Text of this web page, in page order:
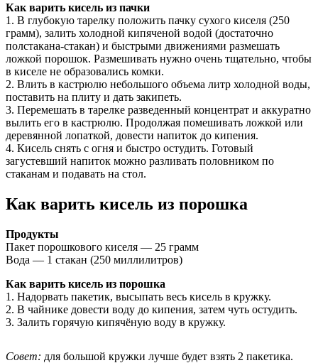
Как варить кисель из пачки
1. В глубокую тарелку положить пачку сухого киселя (250
грамм), залить холодной кипяченой водой (достаточно
полстакана-стакан) и быстрыми движениями размешать
ложкой порошок. Размешивать нужно очень тщательно, чтобы
в киселе не образовались комки.
2. Влить в кастрюлю небольшого объема литр холодной воды,
поставить на плиту и дать закипеть.
3. Перемешать в тарелке разведенный концентрат и аккуратно
вылить его в кастрюлю. Продолжая помешивать ложкой или
деревянной лопаткой, довести напиток до кипения.
4. Кисель снять с огня и быстро остудить. Готовый
загустевший напиток можно разливать половником по
стаканам и подавать на стол.
Как варить кисель из порошка
Продукты
Пакет порошкового киселя — 25 грамм
Вода — 1 стакан (250 миллилитров)
Как варить кисель из порошка
1. Надорвать пакетик, высыпать весь кисель в кружку.
2. В чайнике довести воду до кипения, затем чуть остудить.
3. Залить горячую кипячёную воду в кружку.
Совет: для большой кружки лучше будет взять 2 пакетика.